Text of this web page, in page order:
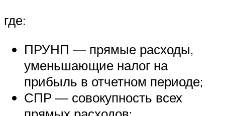
где:
ПРУНП — прямые расходы,
уменьшающие налог на
прибыль в отчетном периоде;
СПР — совокупность всех